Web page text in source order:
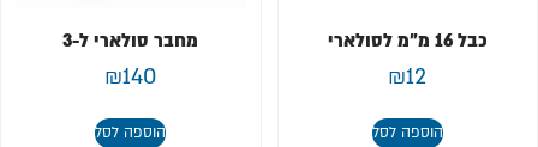
כבל 16 מ"מ לסולארי
₪12
הוספה לסל
מחבר סולארי ל-3
₪140
הוספה לסל